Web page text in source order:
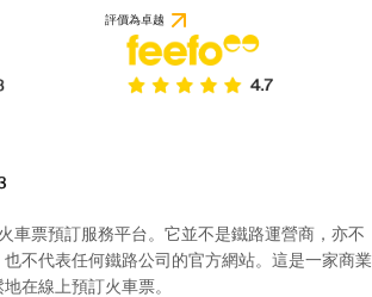
評價為卓越
車票預訂服務平台。它並不是鐵路運營商，亦不
不代表任何鐵路公司的官方網站。這是一家商業
在線上預訂火車票。